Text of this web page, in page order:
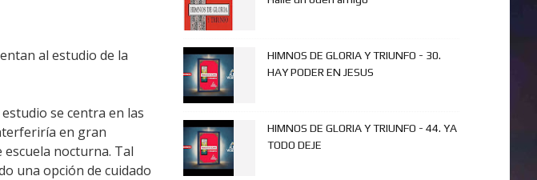
al estudio de la
se centra en las
en gran
nocturna. Tal
una opción de cuidado
HIMNOS DE GLORIA Y TRIUNFO - 30.
HAY PODER EN JESUS
HIMNOS DE GLORIA Y TRIUNFO - 44. YA
TODO DEJE